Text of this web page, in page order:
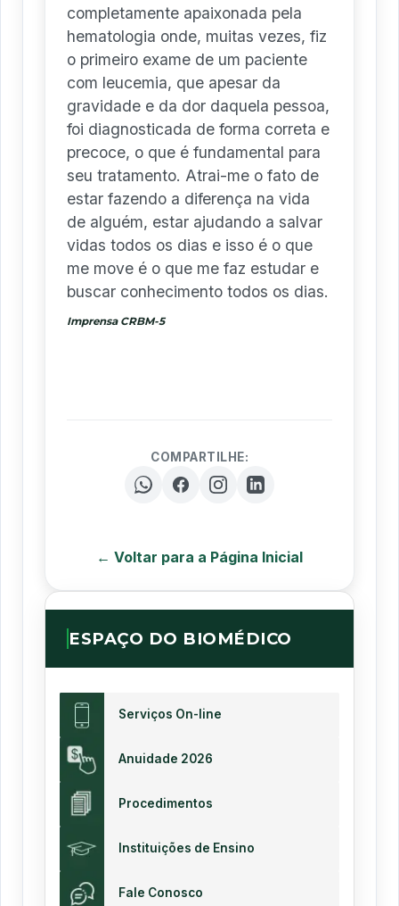
completamente apaixonada pela
hematologia onde, muitas vezes, fiz
o primeiro exame de um paciente
com leucemia, que apesar da
gravidade e da dor daquela pessoa,
foi diagnosticada de forma correta e
precoce, o que é fundamental para
seu tratamento. Atrai-me o fato de
estar fazendo a diferença na vida
de alguém, estar ajudando a salvar
vidas todos os dias e isso é o que
me move é o que me faz estudar e
buscar conhecimento todos os dias.
Imprensa CRBM-5
COMPARTILHE:
← Voltar para a Página Inicial
ESPAÇO DO BIOMÉDICO
Serviços On-line
Anuidade 2026
Procedimentos
Instituições de Ensino
Fale Conosco